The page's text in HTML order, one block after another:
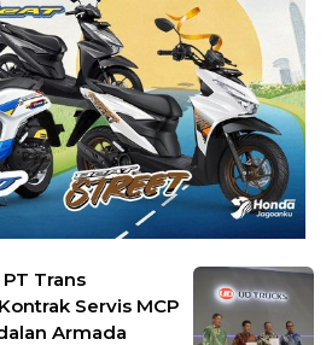
Trans
Servis MCP
Armada